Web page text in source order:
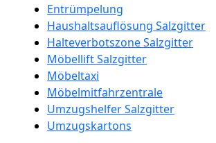
Entrümpelung
Haushaltsauflösung Salzgitter
Halteverbotszone Salzgitter
Möbellift Salzgitter
Möbeltaxi
Möbelmitfahrzentrale
Umzugshelfer Salzgitter
Umzugskartons